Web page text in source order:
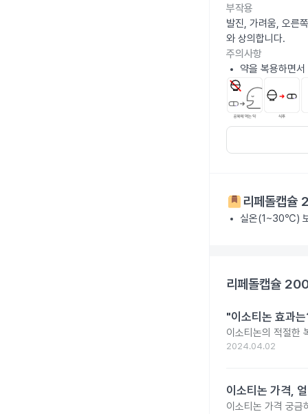
부작용
발진, 가려움, 오른
와 상의합니다.
주의사항
약을 복용하면
리페돌캡
실온(1~30℃)
리페돌캡슐
"이소티논 효과
이소티논의 적절한
2024.04.02
이소티논 가격,
이소티논 가격 궁금